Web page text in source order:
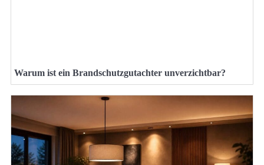
Warum ist ein Brandschutzgutachter unverzichtbar?